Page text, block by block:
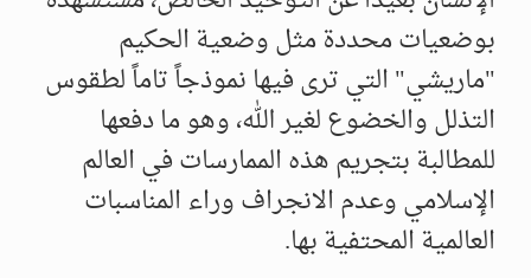
بوضعيات محددة مثل وضعية الحكيم
"ماريشي" التي ترى فيها نموذجاً تاماً لطقوس
التذلل والخضوع لغير الله، وهو ما دفعها
للمطالبة بتجريم هذه الممارسات في العالم
الإسلامي وعدم الانجراف وراء المناسبات
العالمية المحتفية بها.